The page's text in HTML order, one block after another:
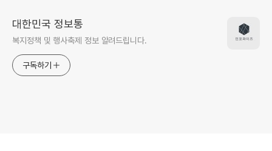
대한민국 정보통
복지정책 및 행사축제 정보 알려드립니다.
구독하기